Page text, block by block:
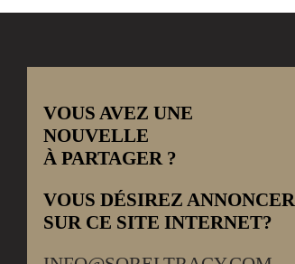
VOUS AVEZ UNE
NOUVELLE
À PARTAGER ?
VOUS DÉSIREZ ANNONCER
SUR CE SITE INTERNET?